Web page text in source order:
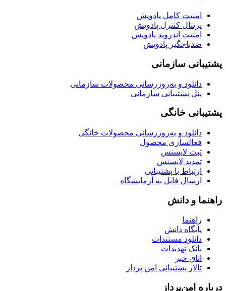
امنیت کامل پادویش
پرنتال کنترل پادویش
امنیت اندروید پادویش
ضدباجگیر پادویش
پشتیبانی سازمانی
دانلود و به‌روزرسانی محصولات سازمانی
پنل پشتیبانی سازمانی
پشتیبانی خانگی
دانلود و به‌روزرسانی محصولات خانگی
فعالسازی محصول
ثبت لایسنس
تمدید لایسنس
ارتباط با پشتیبانی
ارسال فایل به آزمایشگاه
راهنما و دانش
راهنما
پایگاه دانش
دانلود مستندات
بانک تهدیدات
اتاق خبر
تالار پشتیبانی امن پرداز
درباره امن‌پرداز